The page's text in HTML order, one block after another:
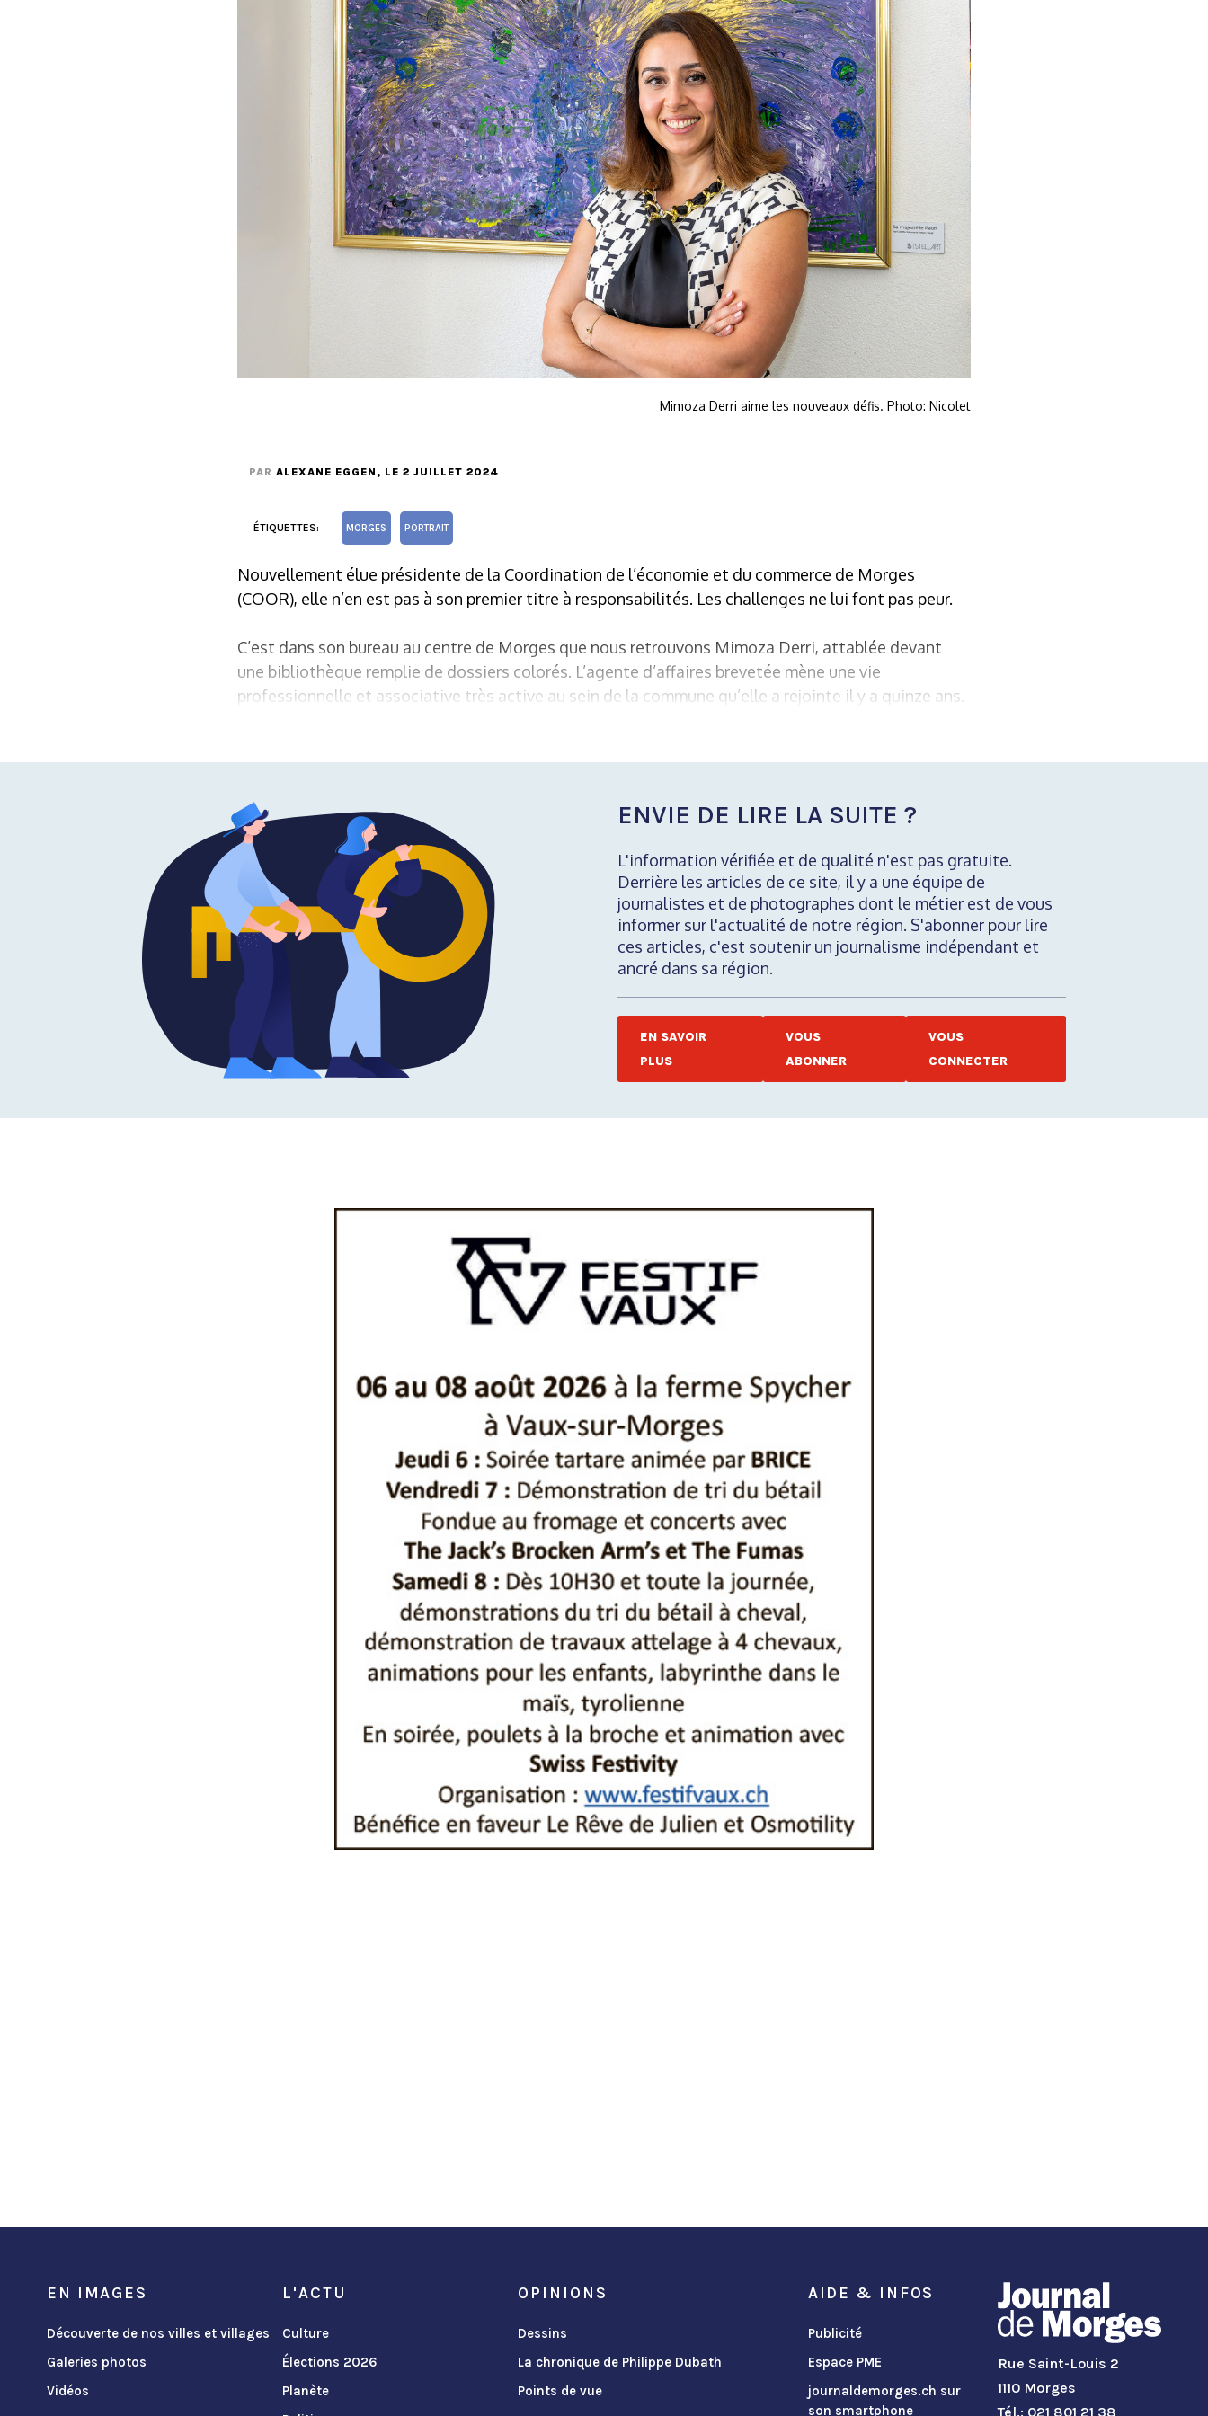
Mimoza Derri aime les nouveaux défis. Photo: Nicolet
PAR ALEXANE EGGEN , LE 2 JUILLET 2024
ÉTIQUETTES: MORGES PORTRAIT
Nouvellement élue présidente de la Coordination de l’économie et du commerce de Morges
(COOR), elle n’en est pas à son premier titre à responsabilités. Les challenges ne lui font pas peur.
C’est dans son bureau au centre de Morges que nous retrouvons Mimoza Derri, attablée devant
une bibliothèque remplie de dossiers colorés. L’agente d’affaires brevetée mène une vie
professionnelle et associative très active au sein de la commune qu’elle a rejointe il y a quinze ans.
ENVIE DE LIRE LA SUITE ?
L'information vérifiée et de qualité n'est pas gratuite.
Derrière les articles de ce site, il y a une équipe de
journalistes et de photographes dont le métier est de vous
informer sur l'actualité de notre région. S'abonner pour lire
ces articles, c'est soutenir un journalisme indépendant et
ancré dans sa région.
EN SAVOIR
PLUS
VOUS
ABONNER
VOUS
CONNECTER
EN IMAGES
Découverte de nos villes et villages
Galeries photos
Vidéos
L'ACTU
Culture
Élections 2026
Planète
OPINIONS
Dessins
La chronique de Philippe Dubath
Points de vue
AIDE & INFOS
Publicité
Espace PME
journaldemorges.ch sur
son smartphone
Rue Saint-Louis 2
1110 Morges
Tél.: 021 801 21 38